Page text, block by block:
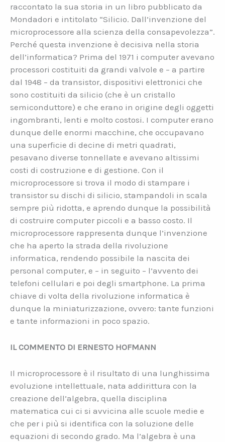
raccontato la sua storia in un libro pubblicato da
Mondadori e intitolato “Silicio. Dall’invenzione del
microprocessore alla scienza della consapevolezza”.
Perché questa invenzione è decisiva nella storia
dell’informatica? Prima del 1971 i computer avevano
processori costituiti da grandi valvole e – a partire
dal 1948 – da transistor, dispositivi elettronici che
sono costituiti da silicio (che è un cristallo
semiconduttore) e che erano in origine degli oggetti
ingombranti, lenti e molto costosi. I computer erano
dunque delle enormi macchine, che occupavano
una superficie di decine di metri quadrati,
pesavano diverse tonnellate e avevano altissimi
costi di costruzione e di gestione. Con il
microprocessore si trova il modo di stampare i
transistor su dischi di silicio, stampandoli in scala
sempre più ridotta, e aprendo dunque la possibilità
di costruire computer piccoli e a basso costo. Il
microprocessore rappresenta dunque l’invenzione
che ha aperto la strada della rivoluzione
informatica, rendendo possibile la nascita dei
personal computer, e – in seguito – l’avvento dei
telefoni cellulari e poi degli smartphone. La prima
chiave di volta della rivoluzione informatica è
dunque la miniaturizzazione, ovvero: tante funzioni
e tante informazioni in poco spazio.
IL COMMENTO DI ERNESTO HOFMANN
Il microprocessore è il risultato di una lunghissima
evoluzione intellettuale, nata addirittura con la
creazione dell’algebra, quella disciplina
matematica cui ci si avvicina alle scuole medie e
che per i più si identifica con la soluzione delle
equazioni di secondo grado. Ma l’algebra è una